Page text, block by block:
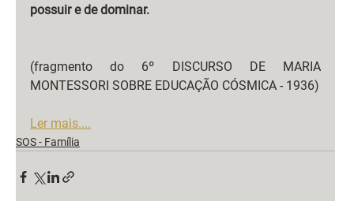
possuir e de dominar.
(fragmento do 6º DISCURSO DE MARIA
MONTESSORI SOBRE EDUCAÇÃO CÓSMICA - 1936)
Ler mais....
SOS - Família